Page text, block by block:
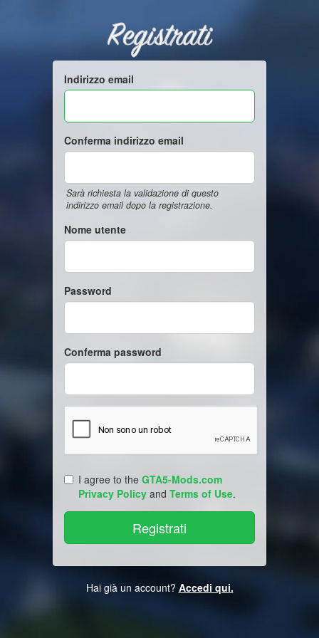
Registrati
Indirizzo email
Conferma indirizzo email
Sarà richiesta la validazione di questo
indirizzo email dopo la registrazione.
Nome utente
Password
Conferma password
I agree to the GTA5-Mods.com
Privacy Policy and Terms of Use.
Hai già un account? Accedi qui.